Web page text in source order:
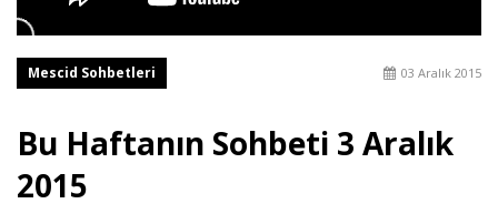
Mescid Sohbetleri 03 Aralık 2015
Bu Haftanın Sohbeti 3 Aralık
2015